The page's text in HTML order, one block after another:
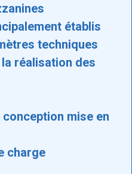
établis
techniques
réalisation des
mise en
charge